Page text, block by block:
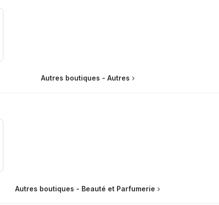
Autres boutiques - Autres
Autres boutiques - Beauté et Parfumerie